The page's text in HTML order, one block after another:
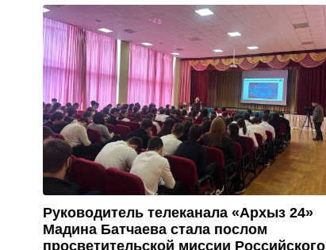
Руководитель телеканала «Архыз 24»
Мадина Батчаева стала послом
просветительской миссии Российского